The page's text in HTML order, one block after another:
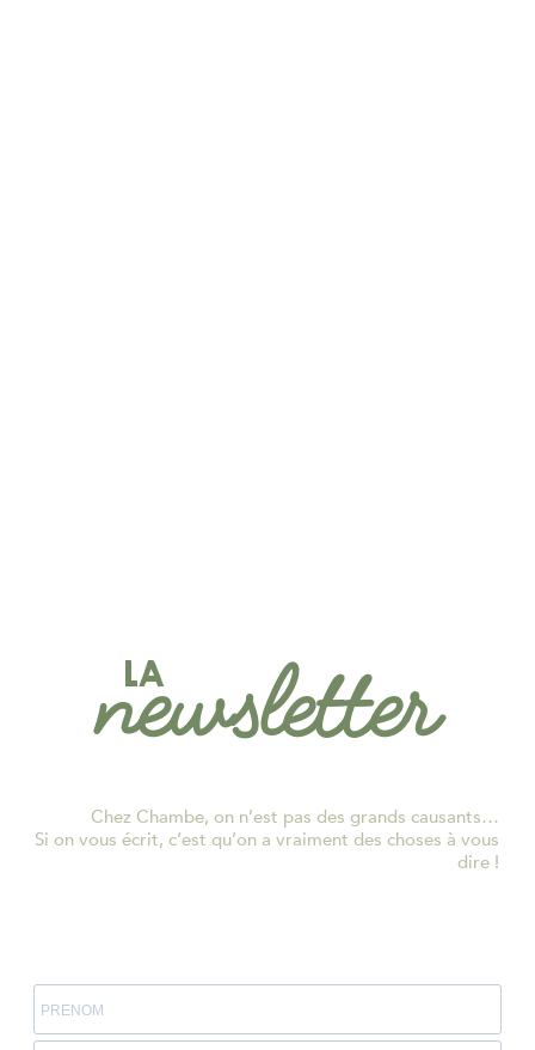
newsletter
Chez Chambe, on n’est pas des grands causants…
Si on vous écrit, c’est qu’on a vraiment des choses à vous
dire !
LA